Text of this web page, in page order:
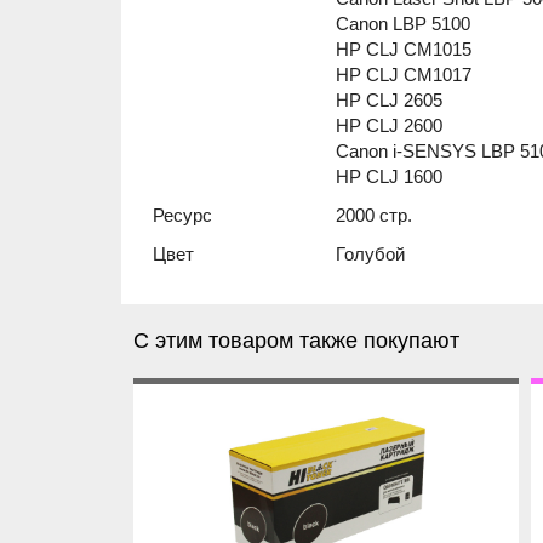
Canon LBP 5100
HP CLJ CM1015
HP CLJ CM1017
HP CLJ 2605
HP CLJ 2600
Canon i-SENSYS LBP
HP CLJ 1600
Ресурс
2000 стр.
Цвет
Голубой
С этим товаром также покупают